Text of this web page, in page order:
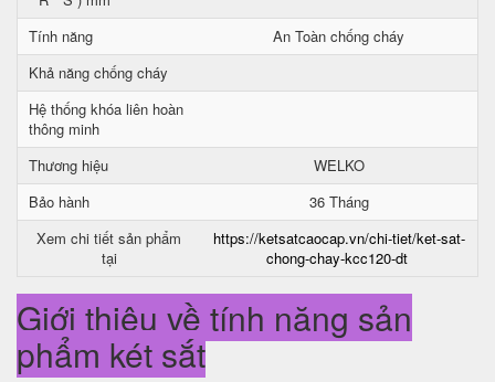
Tính năng
An Toàn chống cháy
Khả năng chống cháy
Hệ thống khóa liên hoàn
thông minh
Thương hiệu
WELKO
Bảo hành
36 Tháng
Xem chi tiết sản phẩm
tại
https://ketsatcaocap.vn/chi-tiet/ket-sat-
chong-chay-kcc120-dt
Giới thiệu về tính năng sản
phẩm két sắt